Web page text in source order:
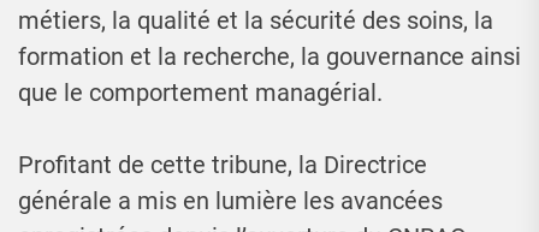
métiers, la qualité et la sécurité des soins, la
formation et la recherche, la gouvernance ainsi
que le comportement managérial.
Profitant de cette tribune, la Directrice
générale a mis en lumière les avancées